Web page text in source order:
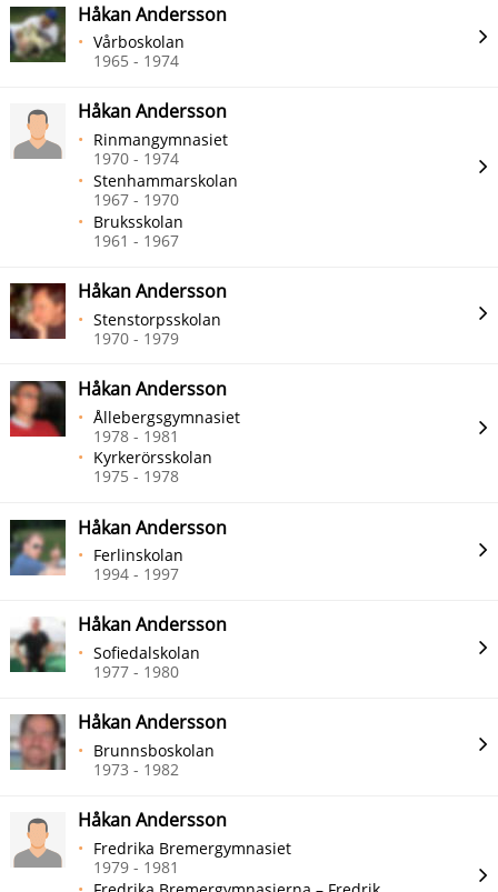
Håkan Andersson
Vårboskolan
1965 - 1974
Håkan Andersson
Rinmangymnasiet
1970 - 1974
Stenhammarskolan
1967 - 1970
Bruksskolan
1961 - 1967
Håkan Andersson
Stenstorpsskolan
1970 - 1979
Håkan Andersson
Ållebergsgymnasiet
1978 - 1981
Kyrkerörsskolan
1975 - 1978
Håkan Andersson
Ferlinskolan
1994 - 1997
Håkan Andersson
Sofiedalskolan
1977 - 1980
Håkan Andersson
Brunnsboskolan
1973 - 1982
Håkan Andersson
Fredrika Bremergymnasiet
1979 - 1981